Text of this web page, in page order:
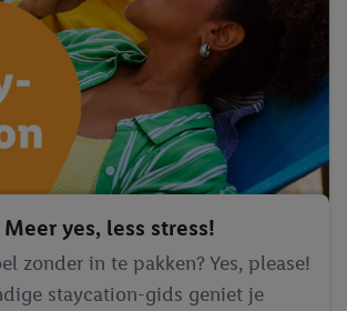
yes, less stress!
zonder in te pakken? Yes, please!
staycation-gids geniet je